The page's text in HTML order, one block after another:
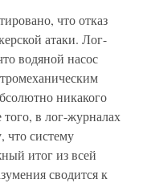
что отказ
атаки. Лог-
водяной насос
никакого
в лог-журналах
что систему
итог из всей
сводится к